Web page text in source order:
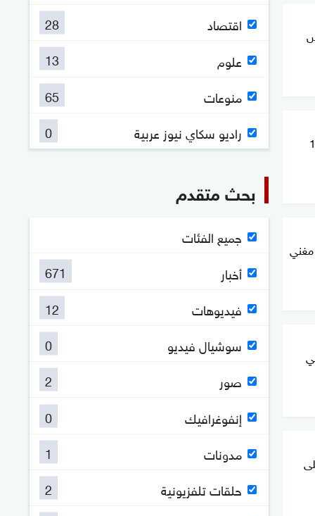
بين 18
اقتصاد
28
علوم
13
منوعات
65
راديو سكاي نيوز عربية
0
بحث متقدم
جميع الفئات
أخبار
671
فيديوهات
12
سوشيال فيديو
0
صور
2
إنفوغرافيك
0
مدونات
1
حلقات تلفزيونية
2